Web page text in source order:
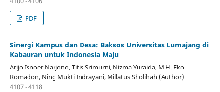
PDF
Sinergi Kampus dan Desa: Baksos Universitas Lumajang di
Kabauran untuk Indonesia Maju
Arijo Isnoer Narjono, Titis Srimurni, Nizma Yuraida, M.H. Eko
Romadon, Ning Mukti Indrayani, Millatus Sholihah (Author)
4107 - 4118